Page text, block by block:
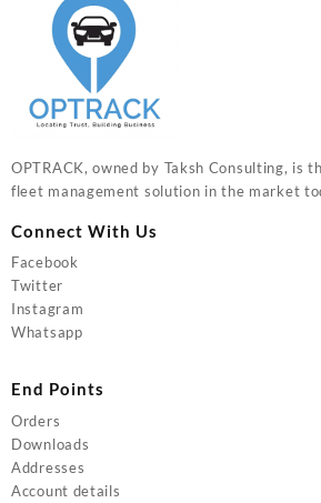
OPTRACK, owned by Taksh Consulting, is
fleet management solution in the market
Connect With Us
Facebook
Twitter
Instagram
Whatsapp
End Points
Orders
Downloads
Addresses
Account details